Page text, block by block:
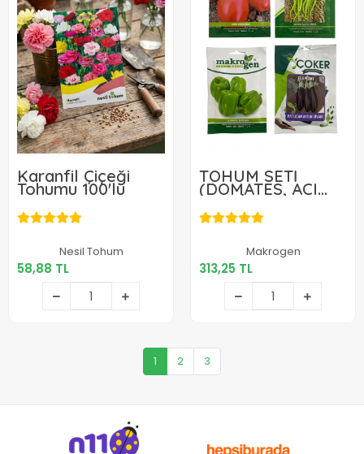
Karanfil Çiçeği
Tohumu 100'lü
Nesil Tohum
58,88 TL
58,88 TL
Sepete Ekle
TOHUM SETİ
(DOMATES, ACI
KIL BİBER,
DOLMALIK BİBER,
PATLICAN)
Makrogen
313,25 TL
313,25 TL
Sepete Ekle
1 2 3